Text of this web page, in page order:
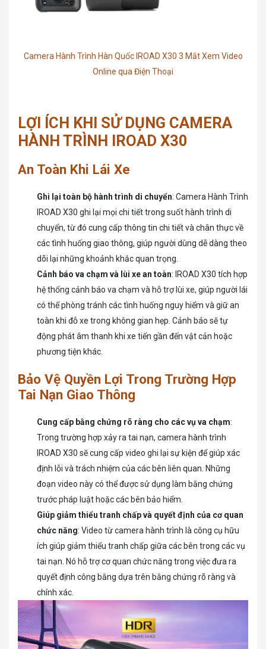
Camera Hành Trình Hàn Quốc IROAD X30 3 Mắt Xem Video
Online qua Điện Thoại
LỢI ÍCH KHI SỬ DỤNG CAMERA
HÀNH TRÌNH IROAD X30
An Toàn Khi Lái Xe
Ghi lại toàn bộ hành trình di chuyển: Camera Hành Trình
IROAD X30 ghi lại mọi chi tiết trong suốt hành trình di
chuyển, từ đó cung cấp thông tin chi tiết và chân thực về
các tình huống giao thông, giúp người dùng dễ dàng theo
dõi lại những khoảnh khắc quan trọng.
Cảnh báo va chạm và lùi xe an toàn: IROAD X30 tích hợp
hệ thống cảnh báo va chạm và hỗ trợ lùi xe, giúp người lái
có thể phòng tránh các tình huống nguy hiểm và giữ an
toàn khi đỗ xe trong không gian hẹp. Cảnh báo sẽ tự
động phát âm thanh khi xe tiến gần đến vật cản hoặc
phương tiện khác.
Bảo Vệ Quyền Lợi Trong Trường Hợp
Tai Nạn Giao Thông
Cung cấp bằng chứng rõ ràng cho các vụ va chạm:
Trong trường hợp xảy ra tai nạn, camera hành trình
IROAD X30 sẽ cung cấp video ghi lại sự kiện để giúp xác
định lỗi và trách nhiệm của các bên liên quan. Những
đoạn video này có thể được sử dụng làm bằng chứng
trước pháp luật hoặc các bên bảo hiểm.
Giúp giảm thiểu tranh chấp và quyết định của cơ quan
chức năng: Video từ camera hành trình là công cụ hữu
ích giúp giảm thiểu tranh chấp giữa các bên trong các vụ
tai nạn. Nó hỗ trợ cơ quan chức năng trong việc đưa ra
quyết định công bằng dựa trên bằng chứng rõ ràng và
chính xác.